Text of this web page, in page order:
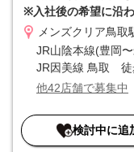
一切発生しないのも特
■■ 入社初月からイン
インセンティブという
が、当社はそうではあ
優位性もあり、インセ
おすすめです。
※入社後の希望に沿
メンズクリア鳥取
JR山陰本線(豊岡
JR因美線 鳥取 徒
他42店舗で募集中
検討中に追